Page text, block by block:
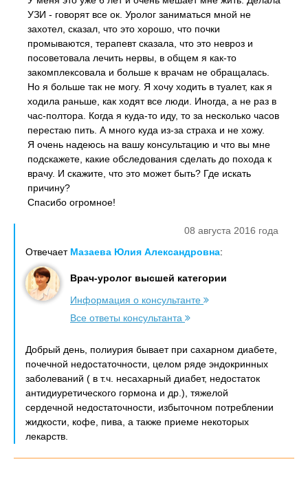
УЗИ - говорят все ок. Уролог заниматься мной не
захотел, сказал, что это хорошо, что почки
промываются, терапевт сказала, что это невроз и
посоветовала лечить нервы, в общем я как-то
закомплексовала и больше к врачам не обращалась.
Но я больше так не могу. Я хочу ходить в туалет, как я
ходила раньше, как ходят все люди. Иногда, а не раз в
час-полтора. Когда я куда-то иду, то за несколько часов
перестаю пить. А много куда из-за страха и не хожу.
Я очень надеюсь на вашу консультацию и что вы мне
подскажете, какие обследования сделать до похода к
врачу. И скажите, что это может быть? Где искать
причину?
Спасибо огромное!
08 августа 2016 года
Отвечает Мазаева Юлия Александровна:
Врач-уролог высшей категории
Информация о консультанте
Все ответы консультанта
Добрый день, полиурия бывает при сахарном диабете,
почечной недостаточности, целом ряде эндокринных
заболеваний ( в т.ч. несахарный диабет, недостаток
антидиуретического гормона и др.), тяжелой
сердечной недостаточности, избыточном потреблении
жидкости, кофе, пива, а также приеме некоторых
лекарств.